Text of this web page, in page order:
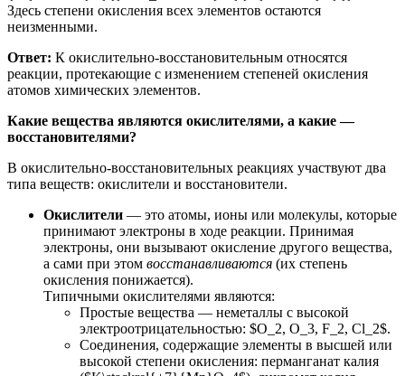
Здесь степени окисления всех элементов остаются
неизменными.
Ответ: К окислительно-восстановительным относятся
реакции, протекающие с изменением степеней окисления
атомов химических элементов.
Какие вещества являются окислителями, а какие —
восстановителями?
В окислительно-восстановительных реакциях участвуют два
типа веществ: окислители и восстановители.
Окислители — это атомы, ионы или молекулы, которые
принимают электроны в ходе реакции. Принимая
электроны, они вызывают окисление другого вещества,
а сами при этом восстанавливаются (их степень
окисления понижается).
Типичными окислителями являются:
Простые вещества — неметаллы с высокой
электроотрицательностью: $O_2, O_3, F_2, Cl_2$.
Соединения, содержащие элементы в высшей или
высокой степени окисления: перманганат калия